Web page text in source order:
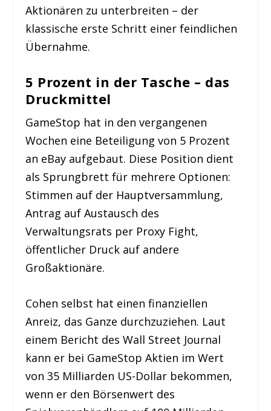
Aktionären zu unterbreiten – der
klassische erste Schritt einer feindlichen
Übernahme.
5 Prozent in der Tasche – das
Druckmittel
GameStop hat in den vergangenen
Wochen eine Beteiligung von 5 Prozent
an eBay aufgebaut. Diese Position dient
als Sprungbrett für mehrere Optionen:
Stimmen auf der Hauptversammlung,
Antrag auf Austausch des
Verwaltungsrats per Proxy Fight,
öffentlicher Druck auf andere
Großaktionäre.
Cohen selbst hat einen finanziellen
Anreiz, das Ganze durchzuziehen. Laut
einem Bericht des Wall Street Journal
kann er bei GameStop Aktien im Wert
von 35 Milliarden US-Dollar bekommen,
wenn er den Börsenwert des